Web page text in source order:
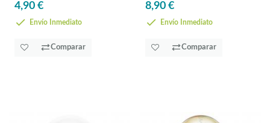
4,90 €
Envío Inmediato
Comparar
8,90 €
Envío Inmediato
Comparar